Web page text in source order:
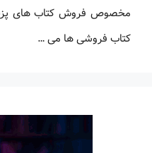
مخصوص فروش کتاب های
کتاب فروشی ها می …